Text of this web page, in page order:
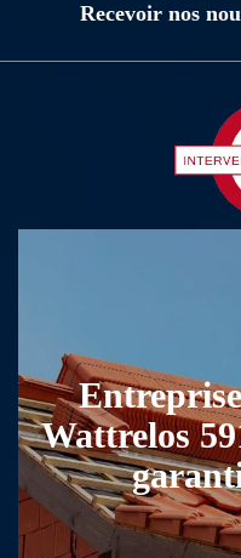
Recevoir nos
Wattrelos